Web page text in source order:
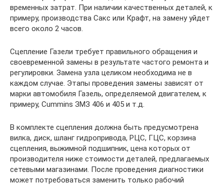
временных затрат. При наличии качественных деталей, к
примеру, производства Сакс или Крафт, на замену уйдет
всего около 2 часов.
Сцепление Газели требует правильного обращения и
своевременной замены в результате частого ремонта и
регулировки. Замена узла целиком необходима не в
каждом случае. Этапы проведения замены зависят от
марки автомобиля Газель, определяемой двигателем, к
примеру, Cummins ЗМЗ 406 и 405 и т.д.
В комплекте сцепления должна быть предусмотрена
вилка, диск, шланг гидропривода, РЦС, ГЦС, корзина
сцепления, выжимной подшипник, цена которых от
производителя ниже стоимости деталей, предлагаемых
сетевыми магазинами. После проведения диагностики
может потребоваться заменить только рабочий